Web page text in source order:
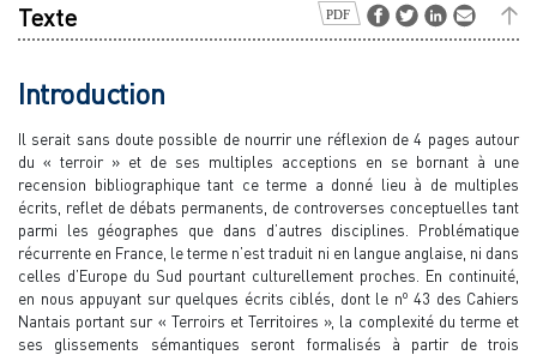
Texte
Introduction
Il serait sans doute possible de nourrir une réflexion de 4 pages autour
du « terroir » et de ses multiples acceptions en se bornant à une
recension bibliographique tant ce terme a donné lieu à de multiples
écrits, reflet de débats permanents, de controverses conceptuelles tant
parmi les géographes que dans d’autres disciplines. Problématique
récurrente en France, le terme n’est traduit ni en langue anglaise, ni dans
celles d’Europe du Sud pourtant culturellement proches. En continuité,
en nous appuyant sur quelques écrits ciblés, dont le no 43 des Cahiers
Nantais portant sur « Terroirs et Territoires », la complexité du terme et
ses glissements sémantiques seront formalisés à partir de trois